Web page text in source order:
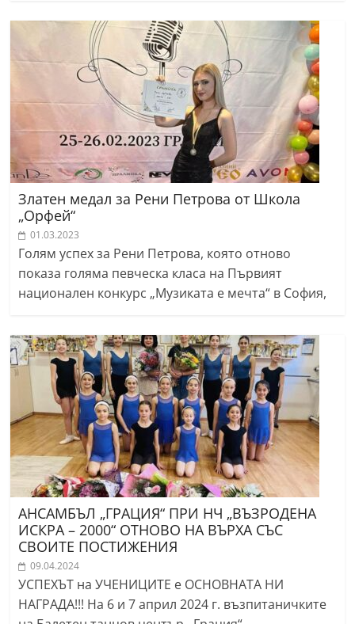
Златен медал за Рени Петрова от Школа
„Орфей“
01.03.2023
Голям успех за Рени Петрова, която отново
показа голяма певческа класа на Първият
национален конкурс „Музиката е мечта“ в София,
АНСАМБЪЛ „ГРАЦИЯ“ ПРИ НЧ „ВЪЗРОДЕНА
ИСКРА – 2000“ ОТНОВО НА ВЪРХА СЪС
СВОИТЕ ПОСТИЖЕНИЯ
09.04.2024
УСПЕХЪТ на УЧЕНИЦИТЕ е ОСНОВНАТА НИ
НАГРАДА!!! На 6 и 7 април 2024 г. възпитаничките